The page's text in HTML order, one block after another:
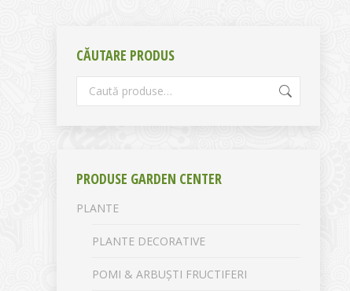
CĂUTARE PRODUS
PRODUSE GARDEN CENTER
PLANTE
PLANTE DECORATIVE
POMI & ARBUȘTI FRUCTIFERI